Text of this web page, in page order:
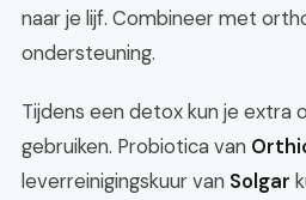
naar je lijf. Combineer met
ondersteuning.
Tijdens een detox kun je extra
gebruiken. Probiotica van
leverreinigingskuur van Solgar